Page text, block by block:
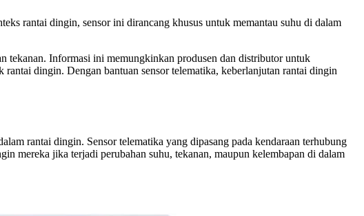
rantai dingin, sensor ini dirancang khusus untuk memantau suhu di dalam
tekanan. Informasi ini memungkinkan produsen dan distributor untuk
dingin. Dengan bantuan sensor telematika, keberlanjutan rantai dingin
rantai dingin. Sensor telematika yang dipasang pada kendaraan terhubung
mereka jika terjadi perubahan suhu, tekanan, maupun kelembapan di dalam